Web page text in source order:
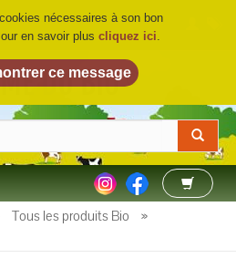
DU BIO©
Tous les produits Bio
»
nécessaires à son bon
en savoir plus cliquez ici.